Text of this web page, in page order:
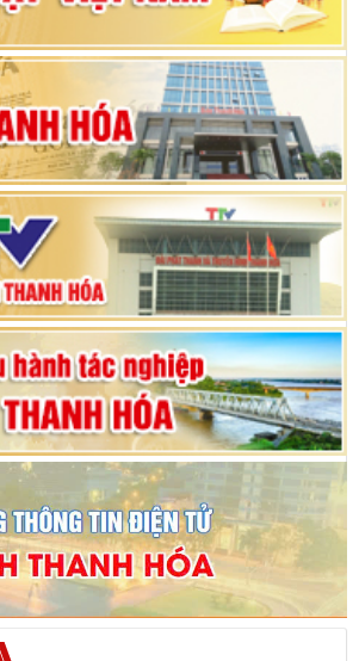
mạc Kỳ họp bất thường lần thứ 9, Quốc
XV
thảo luận Kỳ họp thứ 24, HĐND tỉnh
Hóa khóa XVIII, nhiệm kỳ 2021 - 2026
Kỳ họp thứ hai bốn, Hội đồng nhân dân
XVIII